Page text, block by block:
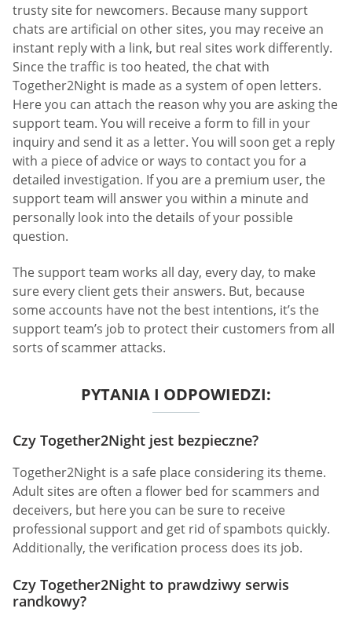
trusty site for newcomers. Because many support
chats are artificial on other sites, you may receive an
instant reply with a link, but real sites work differently.
Since the traffic is too heated, the chat with
Together2Night is made as a system of open letters.
Here you can attach the reason why you are asking the
support team. You will receive a form to fill in your
inquiry and send it as a letter. You will soon get a reply
with a piece of advice or ways to contact you for a
detailed investigation. If you are a premium user, the
support team will answer you within a minute and
personally look into the details of your possible
question.
The support team works all day, every day, to make
sure every client gets their answers. But, because
some accounts have not the best intentions, it’s the
support team’s job to protect their customers from all
sorts of scammer attacks.
PYTANIA I ODPOWIEDZI:
Czy Together2Night jest bezpieczne?
Together2Night is a safe place considering its theme.
Adult sites are often a flower bed for scammers and
deceivers, but here you can be sure to receive
professional support and get rid of spambots quickly.
Additionally, the verification process does its job.
Czy Together2Night to prawdziwy serwis
randkowy?